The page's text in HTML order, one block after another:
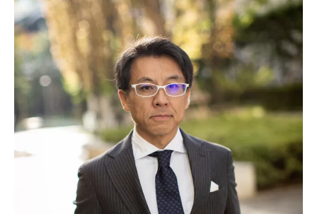
が
効
か
な
理
由